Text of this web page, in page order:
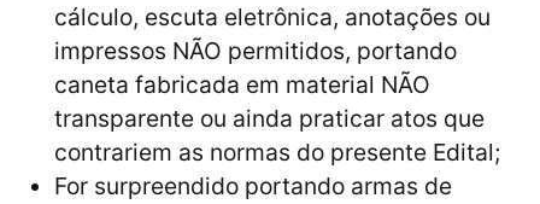
cálculo, escuta eletrônica, anotações ou
impressos NÃO permitidos, portando
caneta fabricada em material NÃO
transparente ou ainda praticar atos que
contrariem as normas do presente Edital;
For surpreendido portando armas de